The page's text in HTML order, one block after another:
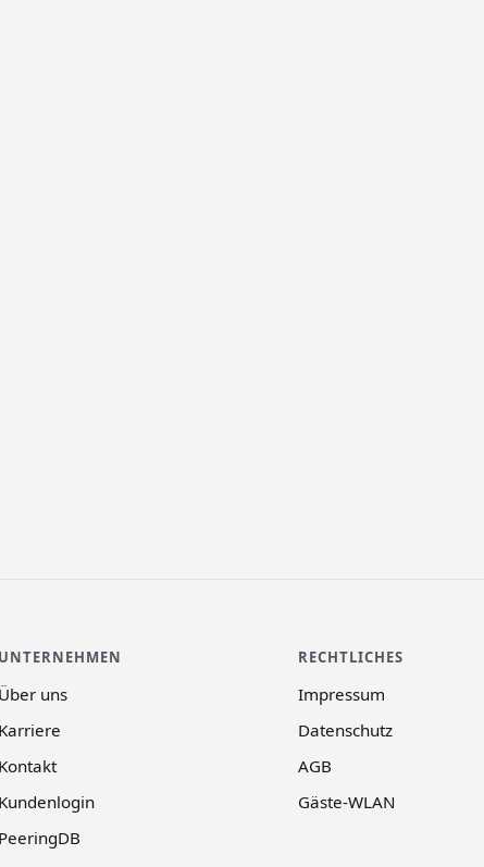
UNTERNEHMEN
Über uns
Karriere
Kontakt
Kundenlogin
PeeringDB
RECHTLICHES
Impressum
Datenschutz
AGB
Gäste-WLAN